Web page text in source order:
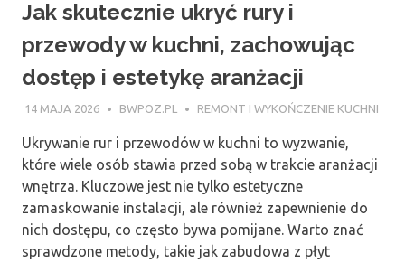
Jak skutecznie ukryć rury i
przewody w kuchni, zachowując
dostęp i estetykę aranżacji
14 MAJA 2026 BWPOZ.PL REMONT I WYKOŃCZENIE KUCHNI
Ukrywanie rur i przewodów w kuchni to wyzwanie,
które wiele osób stawia przed sobą w trakcie aranżacji
wnętrza. Kluczowe jest nie tylko estetyczne
zamaskowanie instalacji, ale również zapewnienie do
nich dostępu, co często bywa pomijane. Warto znać
sprawdzone metody, takie jak zabudowa z płyt